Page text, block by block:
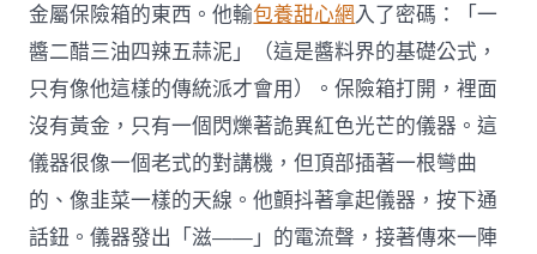
金屬保險箱的東西。他輸包養甜心網入了密碼：「一
醬二醋三油四辣五蒜泥」（這是醬料界的基礎公式，
只有像他這樣的傳統派才會用）。保險箱打開，裡面
沒有黃金，只有一個閃爍著詭異紅色光芒的儀器。這
儀器很像一個老式的對講機，但頂部插著一根彎曲
的、像韭菜一樣的天線。他顫抖著拿起儀器，按下通
話鈕。儀器發出「滋——」的電流聲，接著傳來一陣